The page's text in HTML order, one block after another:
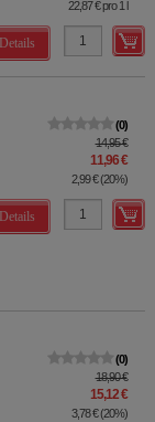
22,87 €pro 1 l
Details
0
14,95 €
11,96 €
2,99 €(20%)
Details
0
18,90 €
15,12 €
3,78 €(20%)